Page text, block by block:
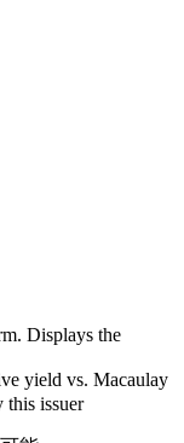
Displays the
yield vs. Macaulay
this issuer